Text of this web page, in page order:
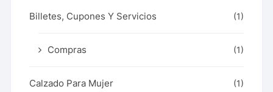
Billetes, Cupones Y Servicios (1)
Compras (1)
Calzado Para Mujer (1)